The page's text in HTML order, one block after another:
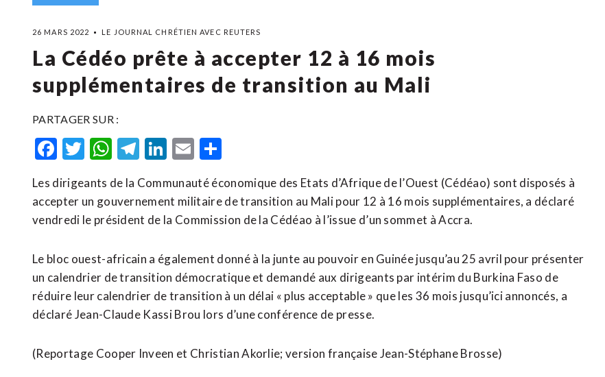
26 MARS 2022 LE JOURNAL CHRÉTIEN AVEC REUTERS
La Cédéo prête à accepter 12 à 16 mois
supplémentaires de transition au Mali
PARTAGER SUR :
Facebook
Twitter
WhatsApp
Telegram
LinkedIn
Email
Les dirigeants de la Communauté économique des Etats d’Afrique de l’Ouest (Cédéao) sont disposés à
accepter un gouvernement militaire de transition au Mali pour 12 à 16 mois supplémentaires, a déclaré
vendredi le président de la Commission de la Cédéao à l’issue d’un sommet à Accra.
Le bloc ouest-africain a également donné à la junte au pouvoir en Guinée jusqu’au 25 avril pour présenter
un calendrier de transition démocratique et demandé aux dirigeants par intérim du Burkina Faso de
réduire leur calendrier de transition à un délai « plus acceptable » que les 36 mois jusqu’ici annoncés, a
déclaré Jean-Claude Kassi Brou lors d’une conférence de presse.
(Reportage Cooper Inveen et Christian Akorlie; version française Jean-Stéphane Brosse)